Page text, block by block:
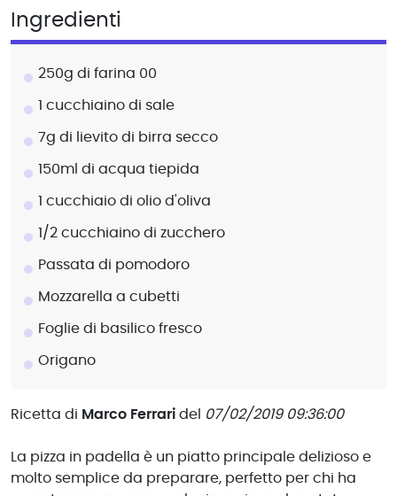
Ricetta di Marco Ferrari del 07/02/2019 09:36:00
La pizza in padella è un piatto principale delizioso e
molto semplice da preparare, perfetto per chi ha
Ingredienti
250g di farina 00
1 cucchiaino di sale
7g di lievito di birra secco
150ml di acqua tiepida
1 cucchiaio di olio d'oliva
1/2 cucchiaino di zucchero
Passata di pomodoro
Mozzarella a cubetti
Foglie di basilico fresco
Origano